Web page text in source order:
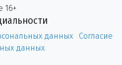
16+
данных
Согласие
данных